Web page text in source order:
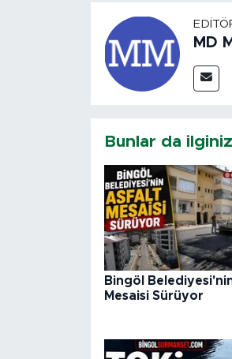
MD
Bunlar da
Bingöl
Mesaisi Sürüyor